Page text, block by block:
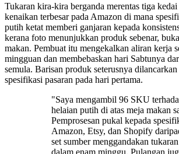
Tukaran kira-kira berganda merentas tiga
kenaikan terbesar pada Amazon di mana
putih ketat memberi ganjaran kepada
kerana foto menunjukkan produk sebenar,
makan. Pembuat itu mengekalkan aliran kerja
mingguan dan membebaskan hari Sabtunya
semula. Barisan produk seterusnya
spesifikasi pasaran pada hari pertama.
"Saya mengambil 96 SKU
helaian putih di atas meja makan
Pemprosesan pukal kepada
Amazon, Etsy, dan Shopify
set sumber menggandakan
dalam enam minggu. Pulangan